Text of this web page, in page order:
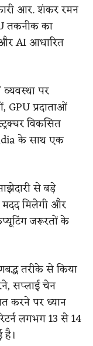
आर. शंकर रमन
तकनीक का
AI आधारित
पर
GPU प्रदाताओं
विकसित
के साथ एक
से बड़े
मिलेगी और
जरूरतों के
तरीके से किया
सप्लाई चेन
करने पर ध्यान
लगभग 13 से 14
है।